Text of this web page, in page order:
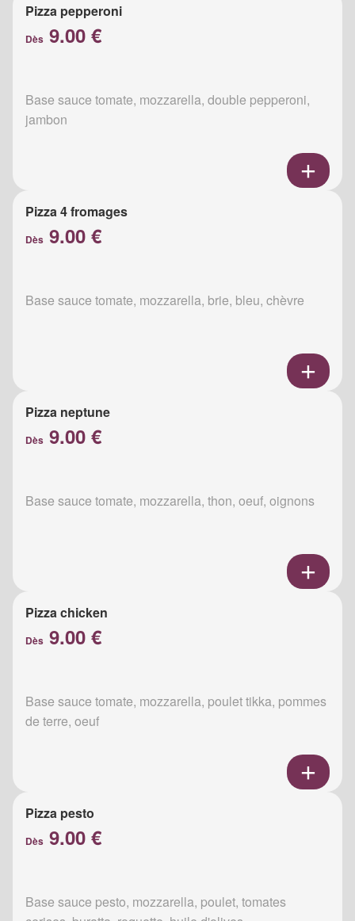
Pizza pepperoni
Dès 9.00 €
Base sauce tomate, mozzarella, double pepperoni,
jambon
Pizza 4 fromages
Dès 9.00 €
Base sauce tomate, mozzarella, brie, bleu, chèvre
Pizza neptune
Dès 9.00 €
Base sauce tomate, mozzarella, thon, oeuf, oignons
Pizza chicken
Dès 9.00 €
Base sauce tomate, mozzarella, poulet tikka, pommes
de terre, oeuf
Pizza pesto
Dès 9.00 €
Base sauce pesto, mozzarella, poulet, tomates